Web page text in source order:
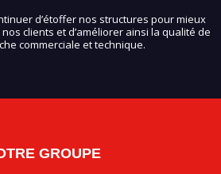
d’étoffer nos structures pour mieux
clients et d’améliorer ainsi la qualité de
commerciale et technique.
GROUPE